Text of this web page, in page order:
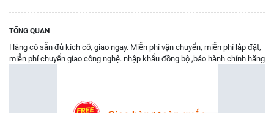
TỔNG QUAN
Hàng có sẵn đủ kích cỡ, giao ngay. Miễn phí vận chuyển, miễn phí lắp đặt,
miễn phí chuyển giao công nghệ. nhập khẩu đồng bộ ,bảo hành chính hãng